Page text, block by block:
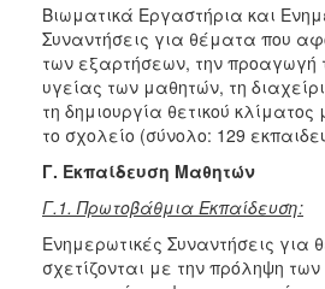
Βιωματικά Εργαστήρια και
Συναντήσεις για θέματα που
των εξαρτήσεων, την προαγωγή
υγείας των μαθητών, τη
τη δημιουργία θετικού
το σχολείο (σύνολο: 129
Γ. Εκπαίδευση Μαθητών
Γ.1. Πρωτοβάθμια Εκπαίδευση:
Ενημερωτικές Συναντήσεις για
σχετίζονται με την πρόληψη